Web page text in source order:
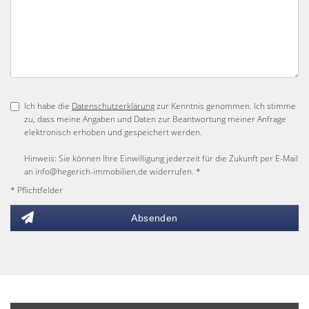
Ich habe die Datenschutzerklärungzur Kenntnis genommen. Ich stimme
zu, dass meine Angaben und Daten zur Beantwortung meiner Anfrage
elektronisch erhoben und gespeichert werden.
Hinweis: Sie können Ihre Einwilligung jederzeit für die Zukunft per E-Mail
an info@hegerich-immobilien.de widerrufen. *
* Pflichtfelder
Absenden